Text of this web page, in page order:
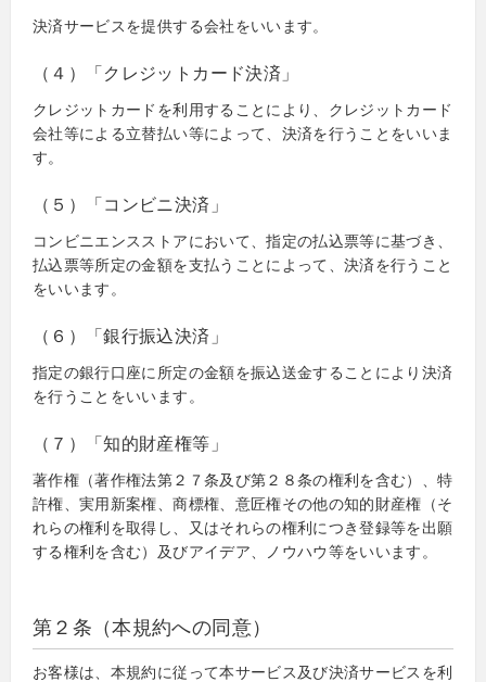
決済サービスを提供する会社をいいます。
（４）「クレジットカード決済」
クレジットカードを利用することにより、クレジットカード
会社等による立替払い等によって、決済を行うことをいいま
す。
（５）「コンビニ決済」
コンビニエンスストアにおいて、指定の払込票等に基づき、
払込票等所定の金額を支払うことによって、決済を行うこと
をいいます。
（６）「銀行振込決済」
指定の銀行口座に所定の金額を振込送金することにより決済
を行うことをいいます。
（７）「知的財産権等」
著作権（著作権法第２７条及び第２８条の権利を含む）、特
許権、実用新案権、商標権、意匠権その他の知的財産権（そ
れらの権利を取得し、又はそれらの権利につき登録等を出願
する権利を含む）及びアイデア、ノウハウ等をいいます。
第２条（本規約への同意）
お客様は、本規約に従って本サービス及び決済サービスを利